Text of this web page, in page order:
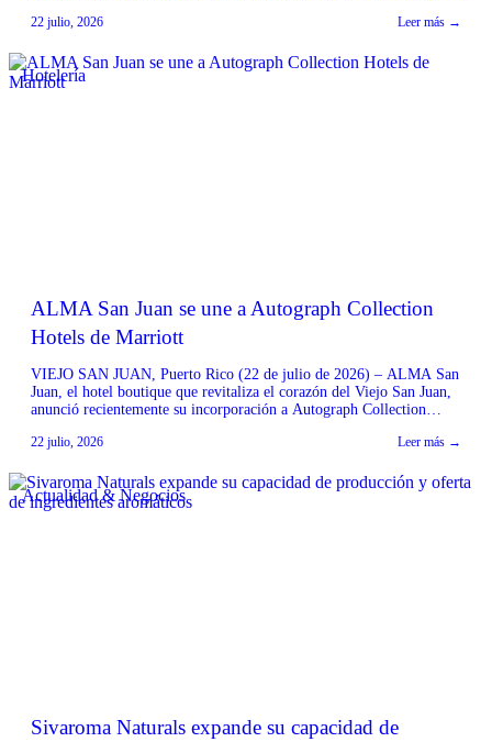
Fuente: Sunrise Airways
22 julio, 2026 Leer más →
Hotelería
ALMA San Juan se une a Autograph Collection
Hotels de Marriott
VIEJO SAN JUAN, Puerto Rico (22 de julio de 2026) – ALMA San
Juan, el hotel boutique que revitaliza el corazón del Viejo San Juan,
anunció recientemente su incorporación a Autograph Collection
hoteleras de Marriott Bonvoy. Como el primer hotel de Autograph
22 julio, 2026 Leer más →
Actualidad & Negocios
Sivaroma Naturals expande su capacidad de